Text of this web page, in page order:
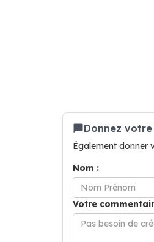
Donnez
Également donner
Nom :
Votre